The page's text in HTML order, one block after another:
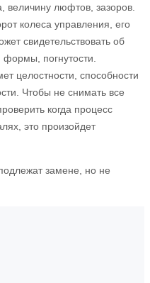
величину люфтов, зазоров.
колеса управления, его
свидетельствовать об
погнутости.
целостности, способности
Чтобы не снимать все
когда процесс
это произойдет
замене, но не